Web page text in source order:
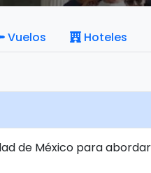
Vuelos Hoteles
de México para